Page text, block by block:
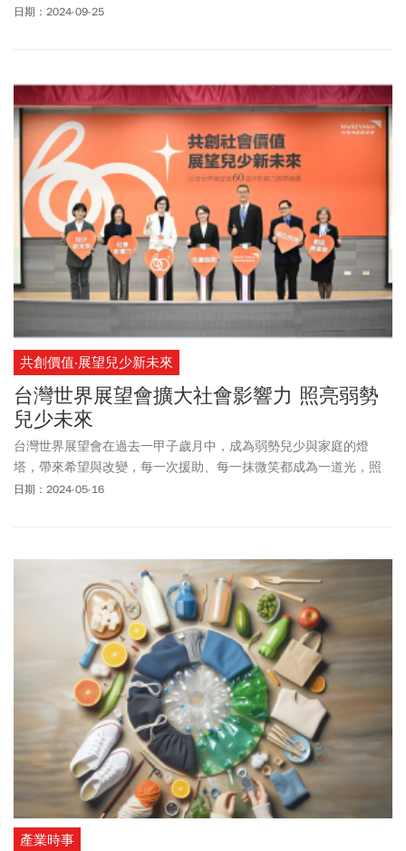
邊的新北市石門區尖子鹿東北角海岸線。眾人合力清出近350公斤垃
日期：2024-09-25
共創價值‧展望兒少新未來
台灣世界展望會擴大社會影響力 照亮弱勢
兒少未來
台灣世界展望會在過去一甲子歲月中，成為弱勢兒少與家庭的燈
塔，帶來希望與改變，每一次援助、每一抹微笑都成為一道光，照
亮未來。日前舉辦六十週年影響力國際論壇，邀產官學聚焦共創社
日期：2024-05-16
產業時事